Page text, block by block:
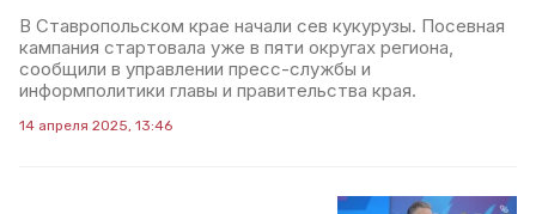
В Ставропольском крае начали сев кукурузы. Посевная
кампания стартовала уже в пяти округах региона,
сообщили в управлении пресс-службы и
информполитики главы и правительства края.
14 апреля 2025, 13:46